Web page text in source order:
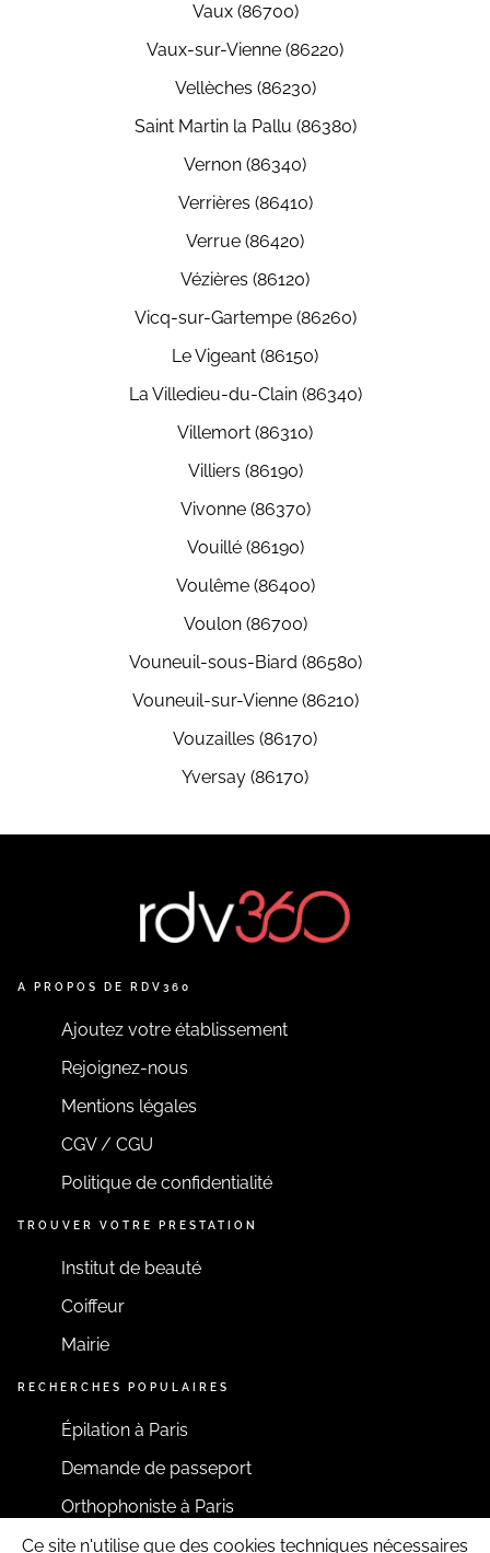
Vaux (86700)
Vaux-sur-Vienne (86220)
Vellèches (86230)
Saint Martin la Pallu (86380)
Vernon (86340)
Verrières (86410)
Verrue (86420)
Vézières (86120)
Vicq-sur-Gartempe (86260)
Le Vigeant (86150)
La Villedieu-du-Clain (86340)
Villemort (86310)
Villiers (86190)
Vivonne (86370)
Vouillé (86190)
Voulême (86400)
Voulon (86700)
Vouneuil-sous-Biard (86580)
Vouneuil-sur-Vienne (86210)
Vouzailles (86170)
Yversay (86170)
A PROPOS DE RDV360
Ajoutez votre établissement
Rejoignez-nous
Mentions légales
CGV / CGU
Politique de confidentialité
TROUVER VOTRE PRESTATION
Institut de beauté
Coiffeur
Mairie
RECHERCHES POPULAIRES
Épilation à Paris
Demande de passeport
Orthophoniste à Paris
RESTONS CONNECTÉS
Ce site n'utilise que des cookies techniques nécessaires